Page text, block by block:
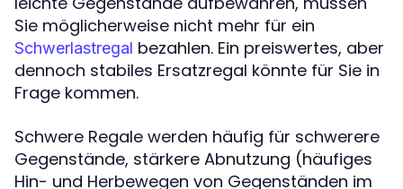
Sie möglicherweise nicht mehr für ein
Schwerlastregal bezahlen. Ein preiswertes, aber
dennoch stabiles Ersatzregal könnte für Sie in
Frage kommen.
Schwere Regale werden häufig für schwerere
Gegenstände, stärkere Abnutzung (häufiges
Hin- und Herbewegen von Gegenständen im